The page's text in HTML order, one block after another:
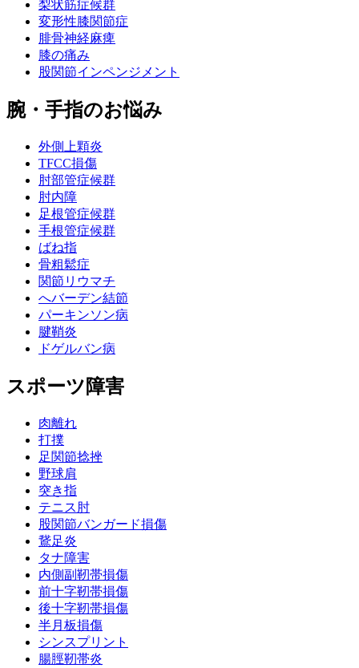
梨状筋症候群
変形性膝関節症
腓骨神経麻痺
膝の痛み
股関節インペンジメント
腕・手指のお悩み
外側上顆炎
TFCC損傷
肘部管症候群
肘内障
足根管症候群
手根管症候群
ばね指
骨粗鬆症
関節リウマチ
へバーデン結節
パーキンソン病
腱鞘炎
ドゲルバン病
スポーツ障害
肉離れ
打撲
足関節捻挫
野球肩
突き指
テニス肘
股関節バンガード損傷
鵞足炎
タナ障害
内側副靭帯損傷
前十字靭帯損傷
後十字靭帯損傷
半月板損傷
シンスプリント
腸脛靭帯炎